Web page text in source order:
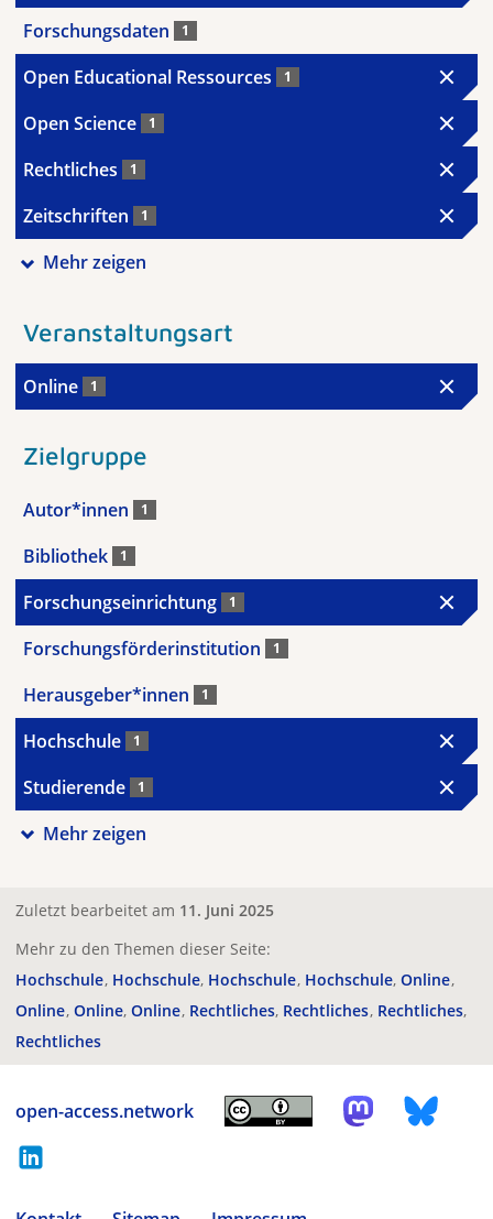
Forschungsdaten 1
Open Educational Ressources 1
Open Science 1
Rechtliches 1
Zeitschriften 1
Mehr zeigen
Veranstaltungsart
Online 1
Zielgruppe
Autor*innen 1
Bibliothek 1
Forschungseinrichtung 1
Forschungsförderinstitution 1
Herausgeber*innen 1
Hochschule 1
Studierende 1
Mehr zeigen
Zuletzt bearbeitet am 11. Juni 2025
Mehr zu den Themen dieser Seite:
Hochschule Hochschule Hochschule Hochschule Online
Online Online Online Rechtliches Rechtliches Rechtliches
Rechtliches
open-access.network